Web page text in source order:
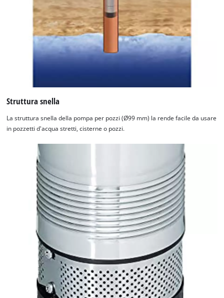
Struttura snella
La struttura snella della pompa per pozzi (Ø99 mm) la rende facile da usare
in pozzetti d'acqua stretti, cisterne o pozzi.